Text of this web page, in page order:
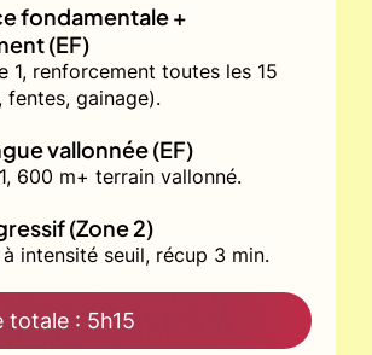
fondamentale +
(EF)
1, renforcement toutes les 15
fentes, gainage).
vallonnée (EF)
600 m+ terrain vallonné.
(Zone 2)
intensité seuil, récup 3 min.
: 5h15